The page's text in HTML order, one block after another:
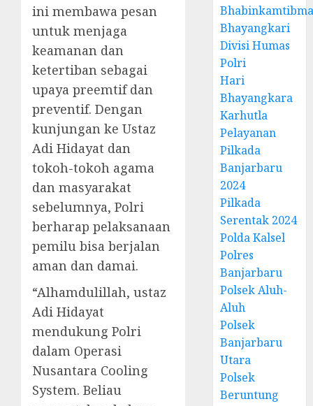
ini membawa pesan
untuk menjaga
keamanan dan
ketertiban sebagai
upaya preemtif dan
preventif. Dengan
kunjungan ke Ustaz
Adi Hidayat dan
tokoh-tokoh agama
dan masyarakat
sebelumnya, Polri
berharap pelaksanaan
pemilu bisa berjalan
aman dan damai.
“Alhamdulillah, ustaz
Adi Hidayat
mendukung Polri
dalam Operasi
Nusantara Cooling
System. Beliau
Bhayangkari
Divisi Humas
Polri
Hari
Bhayangkara
Karhutla
Pelayanan
Pilkada
Banjarbaru
2024
Pilkada
Serentak 2024
Polda Kalsel
Polres
Banjarbaru
Polsek Aluh-
Aluh
Polsek
Banjarbaru
Utara
Polsek
Beruntung